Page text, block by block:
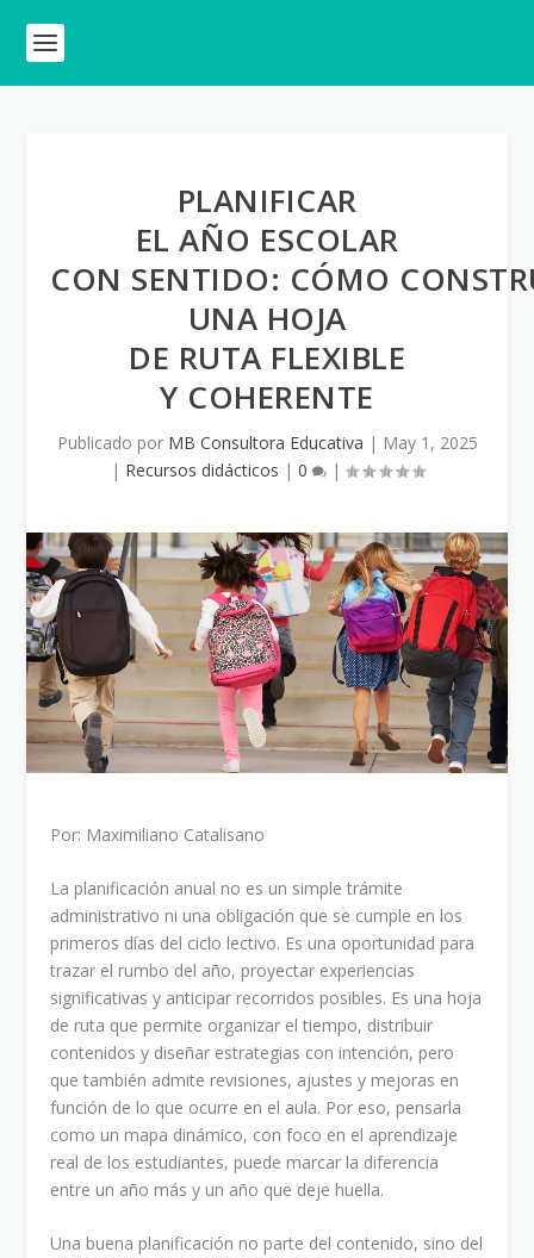
PLANIFICAR
EL AÑO ESCOLAR
CON SENTIDO: CÓMO
UNA HOJA
DE RUTA FLEXIBLE
Y COHERENTE
Publicado por MB Consultora Educativa | May 1, 2025
| Recursos didácticos | 0 |
Por: Maximiliano Catalisano
La planificación anual no es un simple trámite
administrativo ni una obligación que se cumple en los
primeros días del ciclo lectivo. Es una oportunidad para
trazar el rumbo del año, proyectar experiencias
significativas y anticipar recorridos posibles. Es una hoja
de ruta que permite organizar el tiempo, distribuir
contenidos y diseñar estrategias con intención, pero
que también admite revisiones, ajustes y mejoras en
función de lo que ocurre en el aula. Por eso, pensarla
como un mapa dinámico, con foco en el aprendizaje
real de los estudiantes, puede marcar la diferencia
entre un año más y un año que deje huella.
Una buena planificación no parte del contenido, sino del